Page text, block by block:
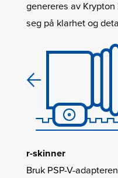
genereres av
seg på klarhet og
r-skinner
Bruk PSP-V-